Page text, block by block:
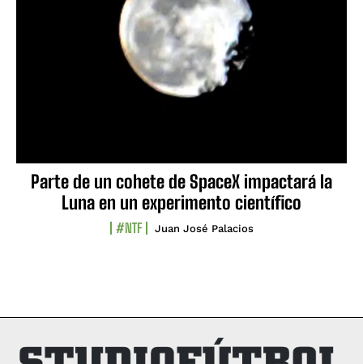
Parte de un cohete de SpaceX impactará la
Luna en un experimento científico
#NTF Juan José Palacios